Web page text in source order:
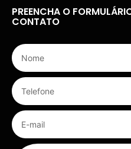
PREENCHA O
CONTATO